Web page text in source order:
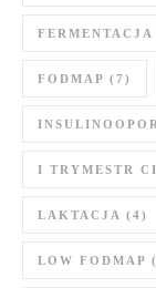
FERMENTACJA
FODMAP (7)
I TRYMESTR
LAKTACJA (4)
LOW FODMAP